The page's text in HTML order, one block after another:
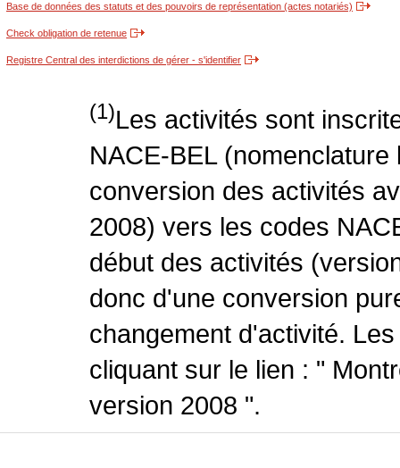
Base de données des statuts et des pouvoirs de représentation (actes notariés)
Check obligation de retenue
Registre Central des interdictions de gérer - s'identifier
(1)Les activités sont
NACE-BEL
conversion des activités
2008) vers les codes
début des activités
donc d'une conversion
changement d'activité.
cliquant sur le lien : "
version 2008 ".